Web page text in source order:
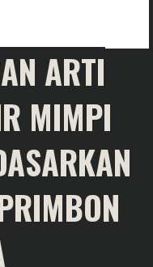
ARTI
MIMPI